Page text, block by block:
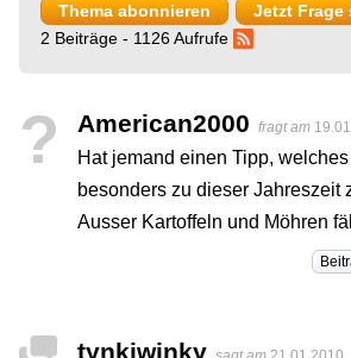
Thema abonnieren
Jetzt Frage
2 Beiträge - 1126 Aufrufe
? American2000 fragt am
Hat jemand einen Tipp,
besonders zu dieser Jahreszeit
Ausser Kartoffeln und Möhren
tynkiwinky